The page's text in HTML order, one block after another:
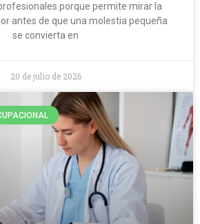
porque permite mirar la
antes de que una molestia pequeña
se convierta en
20 de julio de 2026